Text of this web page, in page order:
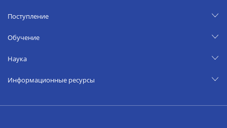
Поступление
Обучение
Наука
Информационные ресурсы